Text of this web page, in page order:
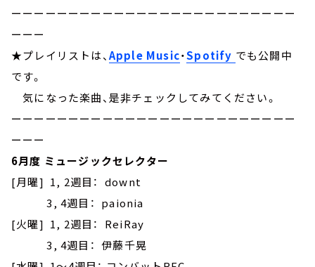
ーーーーーーーーーーーーーーーーーーーーーーーーー
ーーー
★プレイリストは、Apple Music・Spotify でも公開中
です。
気になった楽曲、是非チェックしてみてください。
ーーーーーーーーーーーーーーーーーーーーーーーーー
ーーー
6月度 ミュージックセレクター
[月曜] 1, 2週目： downt
3, 4週目： paionia
[火曜] 1, 2週目： ReiRay
3, 4週目： 伊藤千晃